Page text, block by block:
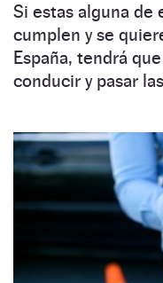
Si estas alguna de
cumplen y se
España, tendrá que
conducir y pasar